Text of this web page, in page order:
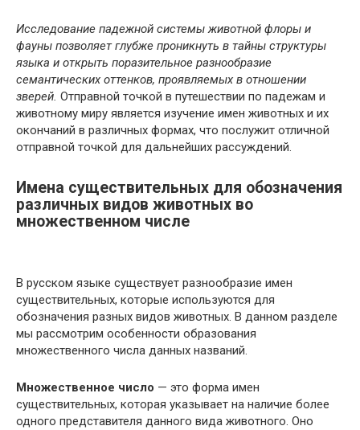
Исследование падежной системы животной флоры и
фауны позволяет глубже проникнуть в тайны структуры
языка и открыть поразительное разнообразие
семантических оттенков, проявляемых в отношении
зверей. Отправной точкой в путешествии по падежам и
животному миру является изучение имен животных и их
окончаний в различных формах, что послужит отличной
отправной точкой для дальнейших рассуждений.
Имена существительных для обозначения
различных видов животных во
множественном числе
В русском языке существует разнообразие имен
существительных, которые используются для
обозначения разных видов животных. В данном разделе
мы рассмотрим особенности образования
множественного числа данных названий.
Множественное число — это форма имен
существительных, которая указывает на наличие более
одного представителя данного вида животного. Оно